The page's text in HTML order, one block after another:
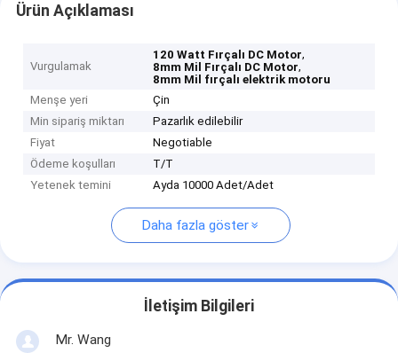
Ürün Açıklaması
Vurgulamak
120 Watt Fırçalı DC Motor,
8mm Mil Fırçalı DC Motor,
8mm Mil fırçalı elektrik motoru
Menşe yeri
Çin
Min sipariş miktarı
Pazarlık edilebilir
Fiyat
Negotiable
Ödeme koşulları
T/T
Yetenek temini
Ayda 10000 Adet/Adet
Daha fazla göster
İletişim Bilgileri
Mr. Wang